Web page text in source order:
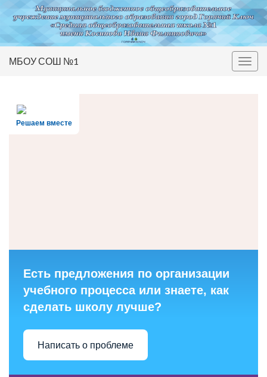
Вкл/
МБОУ СОШ №1
Решаем вместе
Есть предложения по организации
учебного процесса или знаете, как
сделать школу лучше?
Написать о проблеме